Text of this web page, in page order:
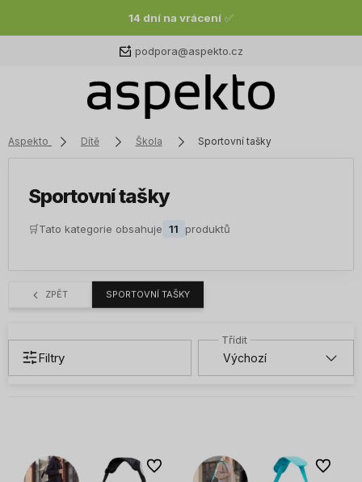
14 dní na vrácení ✅
podpora@aspekto.cz
Aspekto Dítě Škola Sportovní tašky
Sportovní tašky
🛒Tato kategorie obsahuje 11 produktů
ZPĚT SPORTOVNÍ TAŠKY
Filtry
Do oblíbených Do